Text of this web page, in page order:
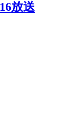
放送